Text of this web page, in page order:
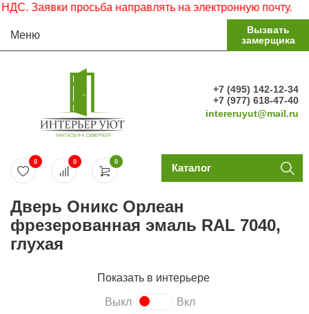
просьба направлять на электронную почту.
Меню
Вызвать
замерщика
+7 (495) 142-12-34
+7 (977) 618-47-40
intereruyut@mail.ru
0
0 0 Каталог
Дверь Оникс Орлеан
фрезерованная эмаль RAL 7040,
глухая
Показать в интерьере
Выкл Вкл